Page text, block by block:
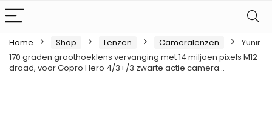
Home Shop Lenzen Cameralenzen
Yunir
170 graden groothoeklens vervanging met 14 miljoen pixels M12
draad, voor Gopro Hero 4/3+/3 zwarte actie camera…